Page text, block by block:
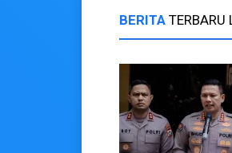
BERITA TERBARU